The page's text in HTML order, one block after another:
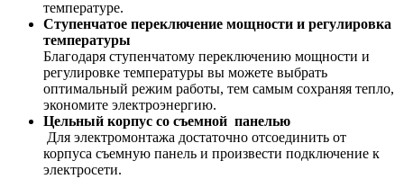
температуре.
Ступенчатое переключение мощности и регулировка
температуры
Благодаря ступенчатому переключению мощности и
регулировке температуры вы можете выбрать
оптимальный режим работы, тем самым сохраняя тепло,
экономите электроэнергию.
Цельный корпус со съемной панелью
Для электромонтажа достаточно отсоединить от
корпуса съемную панель и произвести подключение к
электросети.